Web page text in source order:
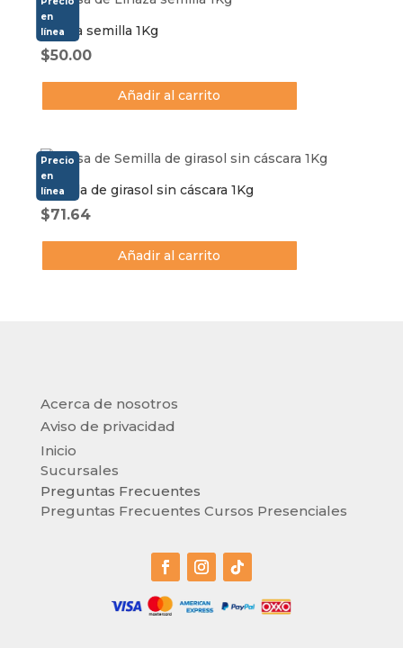
Linaza semilla 1Kg
$50.00
Añadir al carrito
Semilla de girasol sin cáscara 1Kg
$71.64
Añadir al carrito
Acerca de nosotros
Aviso de privacidad
Inicio
Sucursales
Preguntas Frecuentes
Preguntas Frecuentes Cursos Presenciales